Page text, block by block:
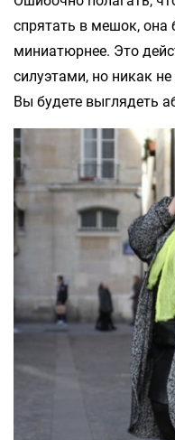
спрятать в мешок, она
миниатюрнее. Это
силуэтами, но никак
Вы будете выглядеть